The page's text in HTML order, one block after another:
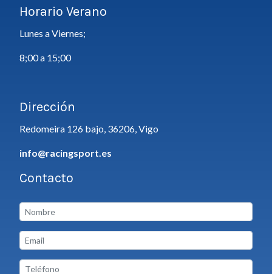
Horario Verano
Lunes a Viernes;
8;00 a 15;00
Dirección
Redomeira 126 bajo, 36206, Vigo
info@racingsport.es
Contacto